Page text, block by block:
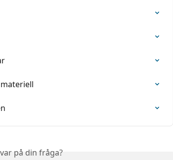
på din fråga?